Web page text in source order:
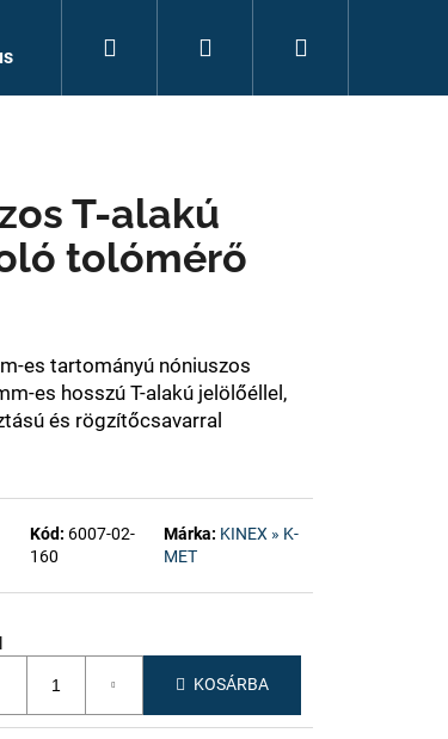
Keresés Bejelentkezés
T-alakú
tolómérő
es tartományú nóniuszos
es hosszú T-alakú jelölőéllel,
és rögzítőcsavarral
Kód: 6007-02-
160
Márka: KINEX » K-
MET
KOSÁRBA